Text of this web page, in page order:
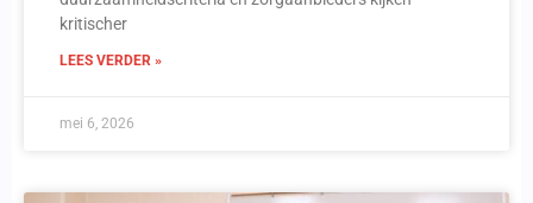
kritischer
LEES VERDER »
mei 6, 2026